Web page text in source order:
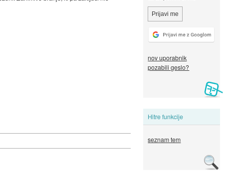
nov uporabnik
pozabili geslo?
Hitre funkcije
seznam tem